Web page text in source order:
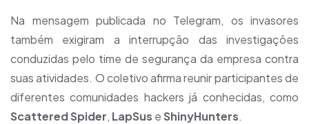
Na mensagem publicada no Telegram, os invasores
também exigiram a interrupção das investigações
conduzidas pelo time de segurança da empresa contra
suas atividades. O coletivo afirma reunir participantes de
diferentes comunidades hackers já conhecidas, como
Scattered Spider, LapSus eShinyHunters.